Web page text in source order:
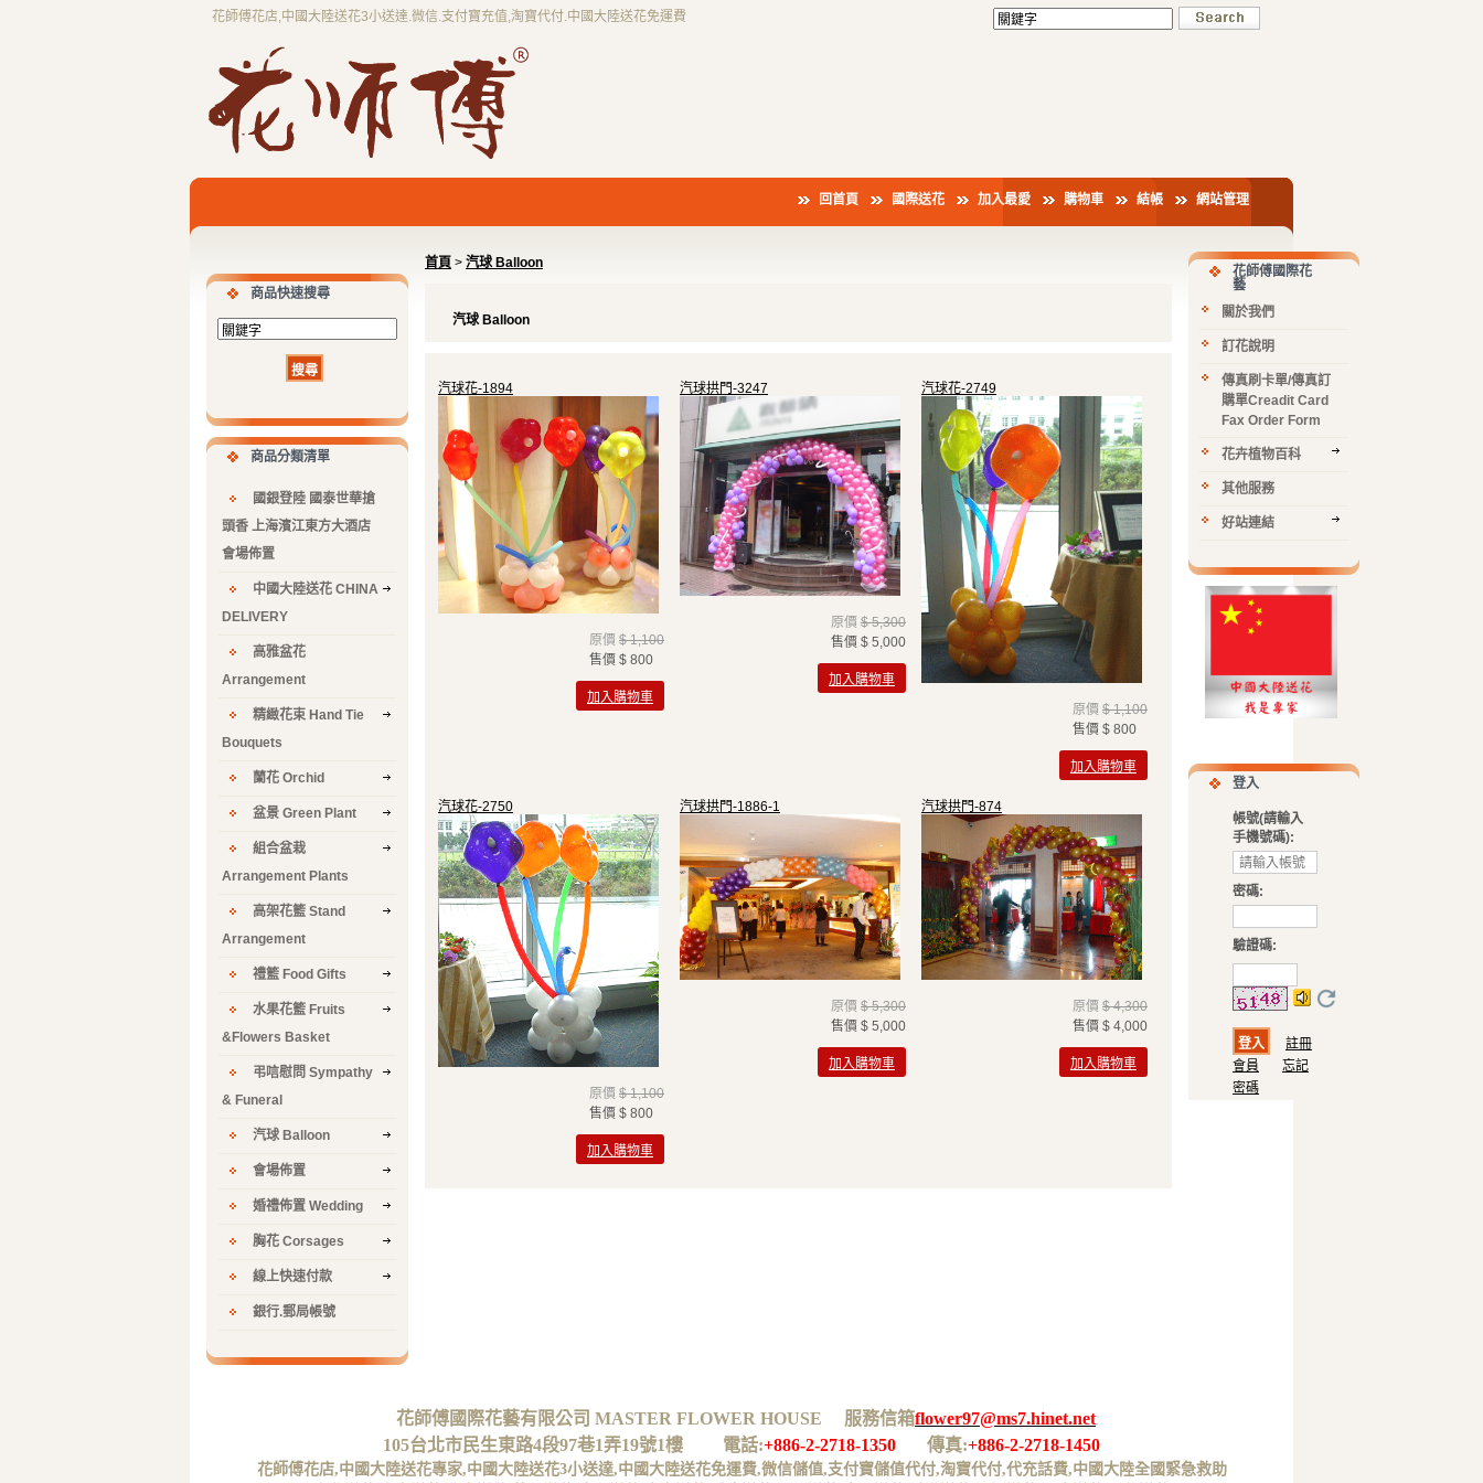
花師傅花店,中國大陸送花3小送達.微信.支付寶充值,淘寶代付.中國大陸送花免運費
回首頁 國際送花 加入最愛 購物車 結帳 網站管理
商品快速搜尋
商品分類清單
國銀登陸 國泰世華搶
頭香 上海濱江東方大酒店
會場佈置
中國大陸送花 CHINA
DELIVERY
高雅盆花
Arrangement
精緻花束 Hand Tie
Bouquets
蘭花 Orchid
盆景 Green Plant
組合盆栽
Arrangement Plants
高架花籃 Stand
Arrangement
禮籃 Food Gifts
水果花籃 Fruits
&Flowers Basket
弔唁慰問 Sympathy
& Funeral
汽球 Balloon
會場佈置
婚禮佈置 Wedding
胸花 Corsages
線上快速付款
銀行.郵局帳號
首頁 > 汽球 Balloon
汽球 Balloon
汽球花-1894
原價 $ 1,100
售價 $ 800
加入購物車
汽球拱門-3247
原價 $ 5,300
售價 $ 5,000
加入購物車
汽球花-2749
原價 $ 1,100
售價 $ 800
加入購物車
汽球花-2750
原價 $ 1,100
售價 $ 800
加入購物車
汽球拱門-1886-1
原價 $ 5,300
售價 $ 5,000
加入購物車
汽球拱門-874
原價 $ 4,300
售價 $ 4,000
加入購物車
花師傅國際花
藝
關於我們
訂花說明
傳真刷卡單/傳真訂
購單Creadit Card
Fax Order Form
花卉植物百科
其他服務
好站連結
登入
帳號(請輸入
手機號碼):
密碼:
驗證碼:
註冊
會員
忘記
密碼
花師傅國際花藝有限公司 MASTER FLOWER HOUSE 服務信箱flower97@ms7.hinet.net
105台北市民生東路4段97巷1弄19號1樓 電話:+886-2-2718-1350 傳真:+886-2-2718-1450
花師傅花店,中國大陸送花專家,中國大陸送花3小送達,中國大陸送花免運費,微信儲值,支付寶儲值代付,淘寶代付,代充話費,中國大陸全國緊急救助